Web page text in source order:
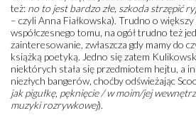
też: no to jest bardzo złe, szkoda strzępić
– czyli Anna Fiałkowska). Trudno o
współczesnego tomu, na ogół trudno też
zainteresowanie, zwłaszcza gdy mamy do
książką poetyką. Jedno się zatem
niektórych stała się przedmiotem hejtu, a
niezłych bangerów, choćby odświeżając
jak pigułkę, pęknięcie / w moim/jej
muzyki rozrywkowej).